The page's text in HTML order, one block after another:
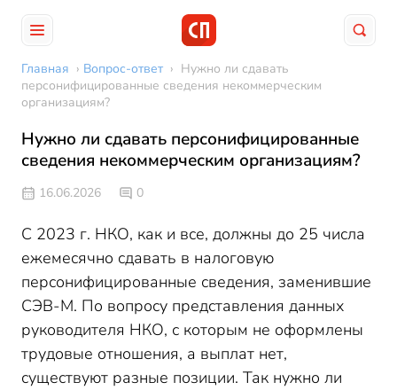
Главная › Вопрос-ответ › Нужно ли сдавать
персонифицированные сведения некоммерческим
организациям?
Нужно ли сдавать персонифицированные
сведения некоммерческим организациям?
16.06.2026 0
С 2023 г. НКО, как и все, должны до 25 числа
ежемесячно сдавать в налоговую
персонифицированные сведения, заменившие
СЭВ-М. По вопросу представления данных
руководителя НКО, с которым не оформлены
трудовые отношения, а выплат нет,
существуют разные позиции. Так нужно ли